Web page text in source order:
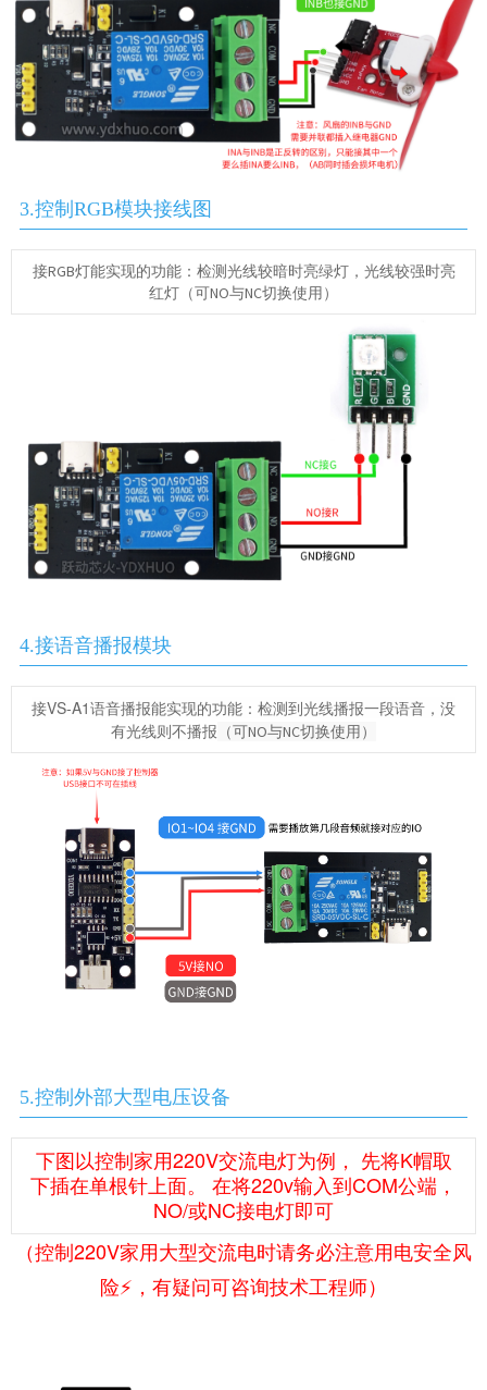
3.控制RGB模块接线图
接RGB灯能实现的功能：检测光线较暗时亮绿灯，光线较强时亮
红灯（可NO与NC切换使用）
4.接语音播报模块
接VS-A1语音播报能实现的功能：检测到光线播报一段语音，没
有光线则不播报 （可NO与NC切换使用）
5.控制外部大型电压设备
下图以控制家用220V交流电灯为例， 先将K帽取
下插在单根针上面。 在将220v输入到COM公端，
NO/或NC接电灯即可
（控制220V家用大型交流电时请务必注意用电安全风
险⚡️，有疑问可咨询技术工程师）